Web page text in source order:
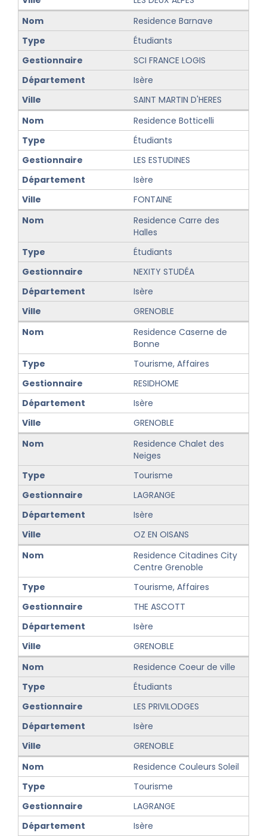
Residence Barnave
Étudiants
SCI FRANCE LOGIS
Isère
SAINT MARTIN D'HERES
Residence Botticelli
Étudiants
LES ESTUDINES
Isère
FONTAINE
Residence Carre des
Halles
Étudiants
NEXITY STUDÉA
Isère
GRENOBLE
Residence Caserne de
Bonne
Tourisme, Affaires
RESIDHOME
Isère
GRENOBLE
Residence Chalet des
Neiges
Tourisme
LAGRANGE
Isère
OZ EN OISANS
Residence Citadines City
Centre Grenoble
Tourisme, Affaires
THE ASCOTT
Isère
GRENOBLE
Residence Coeur de ville
Étudiants
LES PRIVILODGES
Isère
GRENOBLE
Residence Couleurs Soleil
Tourisme
LAGRANGE
Isère